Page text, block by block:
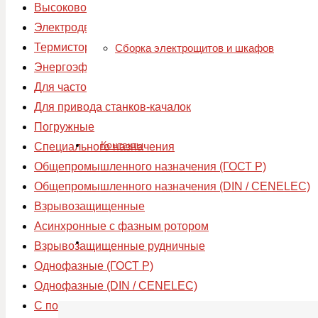
Cборка электрощитов и шкафов
Контакты
Высоковольтные
Электродвигатели для привода осевых
Термисторное реле ENERAL
Энергоэффективные
Для частотного регулирования (АДЧР)
Для привода станков-качалок
Погружные
Специального назначения
Общепромышленного назначения (ГОСТ Р)
Общепромышленного назначения (DIN / CENELEC)
Взрывозащищенные
Асинхронные с фазным ротором
Взрывозащищенные рудничные
Однофазные (ГОСТ Р)
Однофазные (DIN / CENELEC)
С повышенным скольжением